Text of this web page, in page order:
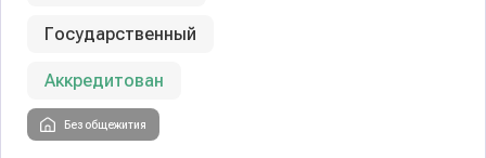
Государственный
Аккредитован
Без общежития